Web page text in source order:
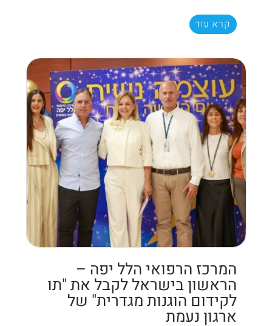
קרא עוד
המרכז הרפואי הלל יפה –
הראשון בישראל לקבל את "תו
לקידום הוגנות מגדרית" של
ארגון נעמת